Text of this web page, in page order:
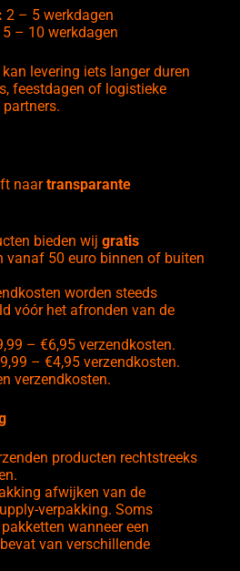
2 – 5 werkdagen
5 – 10 werkdagen
levering iets langer duren
feestdagen of logistieke
naartransparante
bieden wij gratis
vanaf 50 euro binnen of buiten
worden steeds
vóór het afronden van de
– €6,95 verzendkosten.
– €4,95 verzendkosten.
verzendkosten.
producten rechtstreeks
afwijken van de
verpakking. Soms
wanneer een
van verschillende